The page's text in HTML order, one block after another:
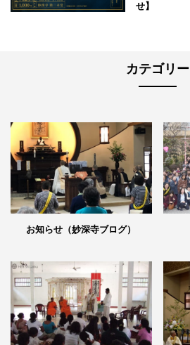
せ】
カテゴリー
お知らせ（妙深寺ブログ）